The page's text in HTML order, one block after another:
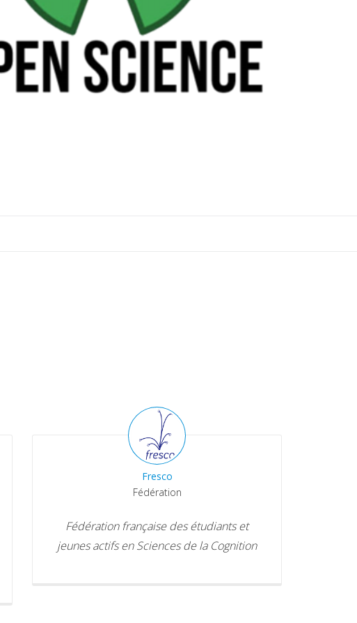
Fresco
Fédération
Fédération française des étudiants et
jeunes actifs en Sciences de la Cognition